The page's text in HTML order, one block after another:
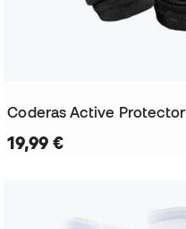
Coderas Active Protector
19,99 €